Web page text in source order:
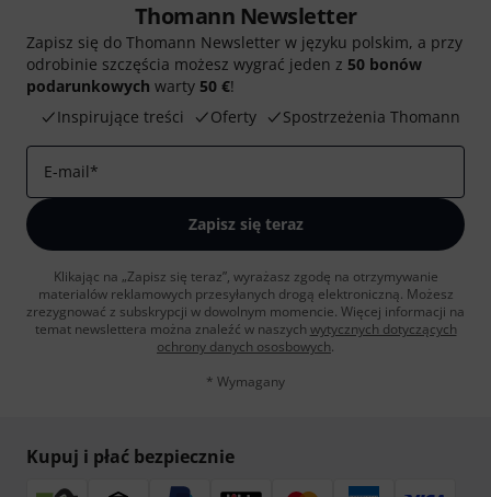
Thomann Newsletter
Zapisz się do Thomann Newsletter w języku polskim, a przy
odrobinie szczęścia możesz wygrać jeden z 50 bonów
podarunkowych warty 50 €!
Inspirujące treści
Oferty Spostrzeżenia Thomann
E-mail*
Zapisz się teraz
Klikając na „Zapisz się teraz”, wyrażasz zgodę na otrzymywanie
materialów reklamowych przesyłanych drogą elektroniczną. Możesz
zrezygnować z subskrypcji w dowolnym momencie. Więcej informacji na
temat newslettera można znaleźć w naszych wytycznych dotyczących
ochrony danych ososbowych.
* Wymagany
Kupuj i płać bezpiecznie